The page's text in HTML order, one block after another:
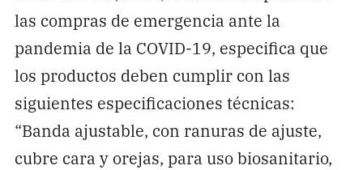
las compras de emergencia ante la
pandemia de la COVID-19, especifica que
los productos deben cumplir con las
siguientes especificaciones técnicas:
“Banda ajustable, con ranuras de ajuste,
cubre cara y orejas, para uso biosanitario,